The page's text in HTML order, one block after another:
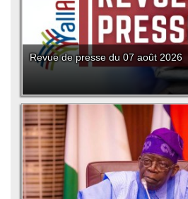
Revue de presse du 07 août 2026